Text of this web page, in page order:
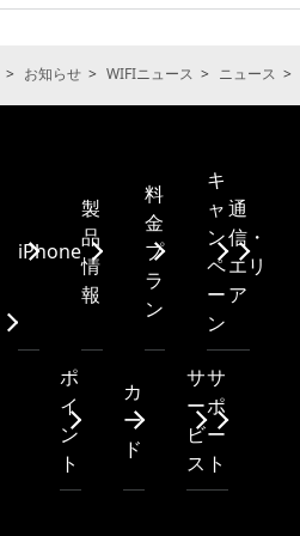
お知らせ WIFIニュース ニュース
iPhone
製
品
情
報
料
金
プ
ラ
ン
キ
ャ
ン
ペ
ー
ン
通
信・
エリ
ア
ポ
イ
ン
ト
カ
ー
ド
サ
ー
ビ
ス
サ
ポ
ー
ト